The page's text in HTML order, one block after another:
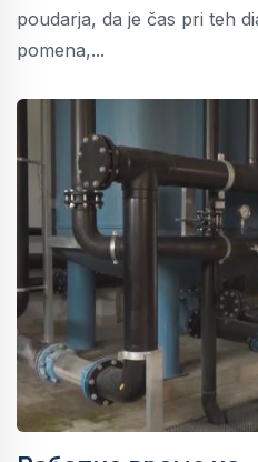
poudarja, da je čas pri teh
pomena,...